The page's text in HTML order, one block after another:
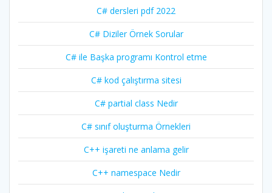
C# dersleri pdf 2022
C# Diziler Örnek Sorular
C# ile Başka programı Kontrol etme
C# kod çalıştırma sitesi
C# partial class Nedir
C# sınıf oluşturma Örnekleri
C++ işareti ne anlama gelir
C++ namespace Nedir